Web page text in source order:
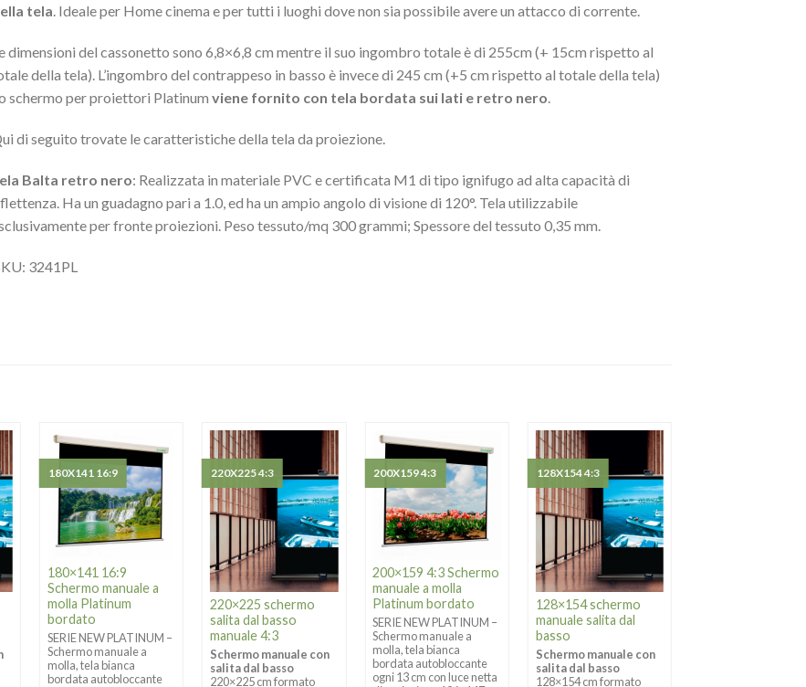
tela. Ideale per Home cinema e per tutti i luoghi dove non sia possibile avere un attacco di corrente.
dimensioni del cassonetto sono 6,8×6,8 cm mentre il suo ingombro totale è di 255cm (+ 15cm rispetto al
della tela). L’ingombro del contrappeso in basso è invece di 245 cm (+5 cm rispetto al totale della tela)
schermo per proiettori Platinum viene fornito con tela bordata sui lati e retro nero.
di seguito trovate le caratteristiche della tela da proiezione.
Balta retro nero: Realizzata in materiale PVC e certificata M1 di tipo ignifugo ad alta capacità di
Ha un guadagno pari a 1.0, ed ha un ampio angolo di visione di 120°. Tela utilizzabile
per fronte proiezioni. Peso tessuto/mq 300 grammi; Spessore del tessuto 0,35 mm.
3241PL
180×141 16:9
Schermo manuale a
molla Platinum
bordato
SERIE NEW PLATINUM –
Schermo manuale a
molla, tela bianca
bordata autobloccante
180X141 16:9
220×225 schermo
salita dal basso
manuale 4:3
Schermo manuale con
salita dal basso
220×225 cm formato
220X225 4:3
200×159 4:3 Schermo
manuale a molla
Platinum bordato
SERIE NEW PLATINUM –
Schermo manuale a
molla, tela bianca
bordata autobloccante
ogni 13 cm con luce netta
200X159 4:3
128×154 schermo
manuale salita dal
basso
Schermo manuale con
salita dal basso
128×154 cm formato
128X154 4:3